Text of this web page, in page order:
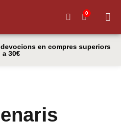
0
en compres superiors
a 30€